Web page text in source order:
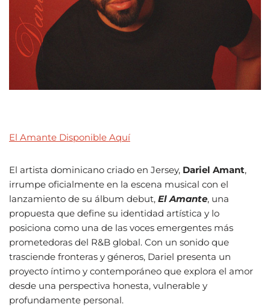
El Amante Disponible Aquí
El artista dominicano criado en Jersey, Dariel Amant,
irrumpe oficialmente en la escena musical con el
lanzamiento de su álbum debut, El Amante, una
propuesta que define su identidad artística y lo
posiciona como una de las voces emergentes más
prometedoras del R&B global. Con un sonido que
trasciende fronteras y géneros, Dariel presenta un
proyecto íntimo y contemporáneo que explora el amor
desde una perspectiva honesta, vulnerable y
profundamente personal.